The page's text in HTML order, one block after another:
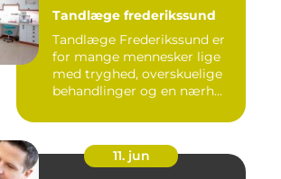
Tandlæge frederikssund
Tandlæge Frederikssund er
for mange mennesker lige
med tryghed, overskuelige
behandlinger og en nærh...
11. jun